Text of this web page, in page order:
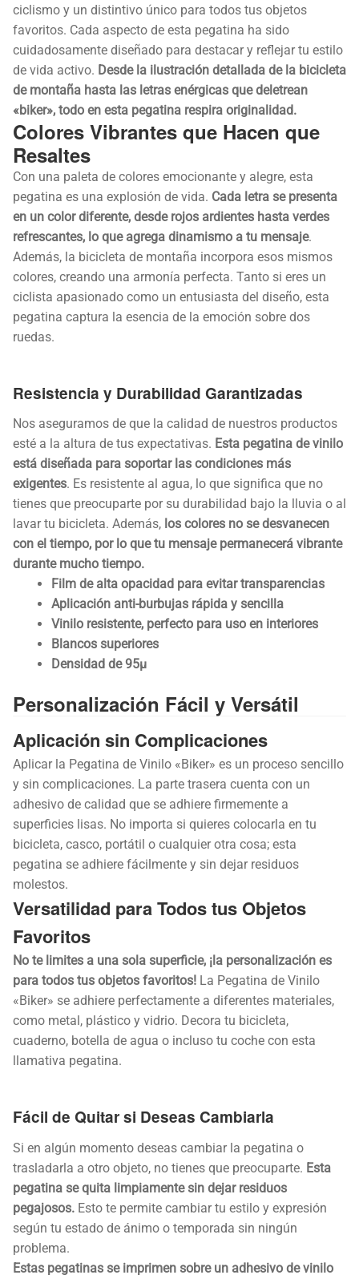
ciclismo y un distintivo único para todos tus objetos
favoritos. Cada aspecto de esta pegatina ha sido
cuidadosamente diseñado para destacar y reflejar tu estilo
de vida activo. Desde la ilustración detallada de la bicicleta
de montaña hasta las letras enérgicas que deletrean
«biker», todo en esta pegatina respira originalidad.
Colores Vibrantes que Hacen que
Resaltes
Con una paleta de colores emocionante y alegre, esta
pegatina es una explosión de vida. Cada letra se presenta
en un color diferente, desde rojos ardientes hasta verdes
refrescantes, lo que agrega dinamismo a tu mensaje.
Además, la bicicleta de montaña incorpora esos mismos
colores, creando una armonía perfecta. Tanto si eres un
ciclista apasionado como un entusiasta del diseño, esta
pegatina captura la esencia de la emoción sobre dos
ruedas.
Resistencia y Durabilidad Garantizadas
Nos aseguramos de que la calidad de nuestros productos
esté a la altura de tus expectativas. Esta pegatina de vinilo
está diseñada para soportar las condiciones más
exigentes. Es resistente al agua, lo que significa que no
tienes que preocuparte por su durabilidad bajo la lluvia o al
lavar tu bicicleta. Además, los colores no se desvanecen
con el tiempo, por lo que tu mensaje permanecerá vibrante
durante mucho tiempo.
Film de alta opacidad para evitar transparencias
Aplicación anti-burbujas rápida y sencilla
Vinilo resistente, perfecto para uso en interiores
Blancos superiores
Densidad de 95µ
Personalización Fácil y Versátil
Aplicación sin Complicaciones
Aplicar la Pegatina de Vinilo «Biker» es un proceso sencillo
y sin complicaciones. La parte trasera cuenta con un
adhesivo de calidad que se adhiere firmemente a
superficies lisas. No importa si quieres colocarla en tu
bicicleta, casco, portátil o cualquier otra cosa; esta
pegatina se adhiere fácilmente y sin dejar residuos
molestos.
Versatilidad para Todos tus Objetos
Favoritos
No te limites a una sola superficie, ¡la personalización es
para todos tus objetos favoritos! La Pegatina de Vinilo
«Biker» se adhiere perfectamente a diferentes materiales,
como metal, plástico y vidrio. Decora tu bicicleta,
cuaderno, botella de agua o incluso tu coche con esta
llamativa pegatina.
Fácil de Quitar si Deseas Cambiarla
Si en algún momento deseas cambiar la pegatina o
trasladarla a otro objeto, no tienes que preocuparte. Esta
pegatina se quita limpiamente sin dejar residuos
pegajosos. Esto te permite cambiar tu estilo y expresión
según tu estado de ánimo o temporada sin ningún
problema.
Estas pegatinas se imprimen sobre un adhesivo de vinilo